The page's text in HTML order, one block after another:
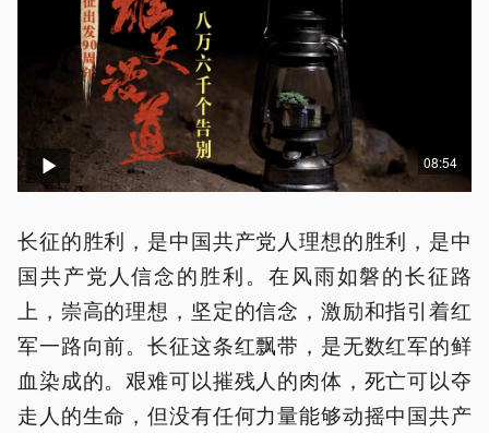
08:54
长征的胜利，是中国共产党人理想的胜利，是中
国共产党人信念的胜利。在风雨如磐的长征路
上，崇高的理想，坚定的信念，激励和指引着红
军一路向前。长征这条红飘带，是无数红军的鲜
血染成的。艰难可以摧残人的肉体，死亡可以夺
走人的生命，但没有任何力量能够动摇中国共产